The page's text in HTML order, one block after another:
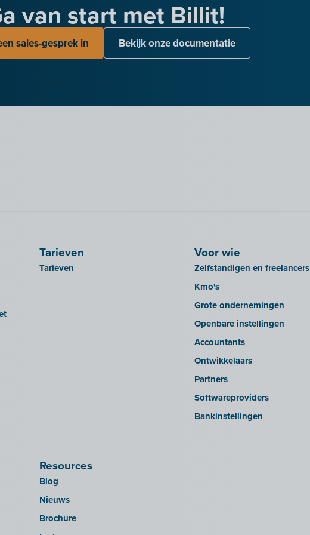
van start met Billit!
sales-gesprek in Bekijk onze documentatie
Tarieven
Tarieven
Voor wie
Zelfstandigen en freelancers
Kmo's
Grote ondernemingen
Openbare instellingen
Accountants
Ontwikkelaars
Partners
Softwareproviders
Bankinstellingen
Resources
Blog
Nieuws
Brochure